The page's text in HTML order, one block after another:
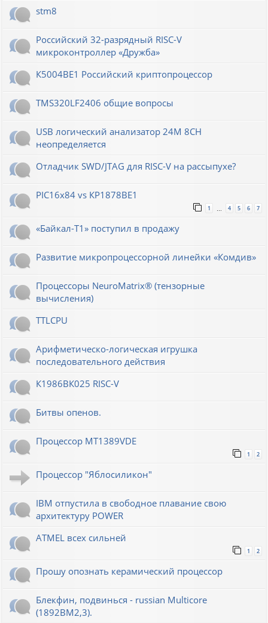
stm8
Российский 32-разрядный RISC-V
микроконтроллер «Дружба»
К5004ВЕ1 Российский криптопроцессор
TMS320LF2406 общие вопросы
USB логический анализатор 24M 8CH
неопределяется
Отладчик SWD/JTAG для RISC-V на рассыпухе?
PIC16x84 vs КР1878ВЕ1
1 4 5 6 7
«Байкал-T1» поступил в продажу
Развитие микропроцессорной линейки «Комдив»
Процессоры NeuroMatrix® (тензорные
вычисления)
TTLCPU
Арифметическо-логическая игрушка
последовательного действия
К1986ВК025 RISC-V
Битвы опенов.
Процессор MT1389VDE
1 2
Процессор "Яблосиликон"
IBM отпустила в свободное плавание свою
архитектуру POWER
ATMEL всех сильней
1 2
Прошу опознать керамический процессор
Блекфин, подвинься - russian Multicore
(1892ВМ2,3).